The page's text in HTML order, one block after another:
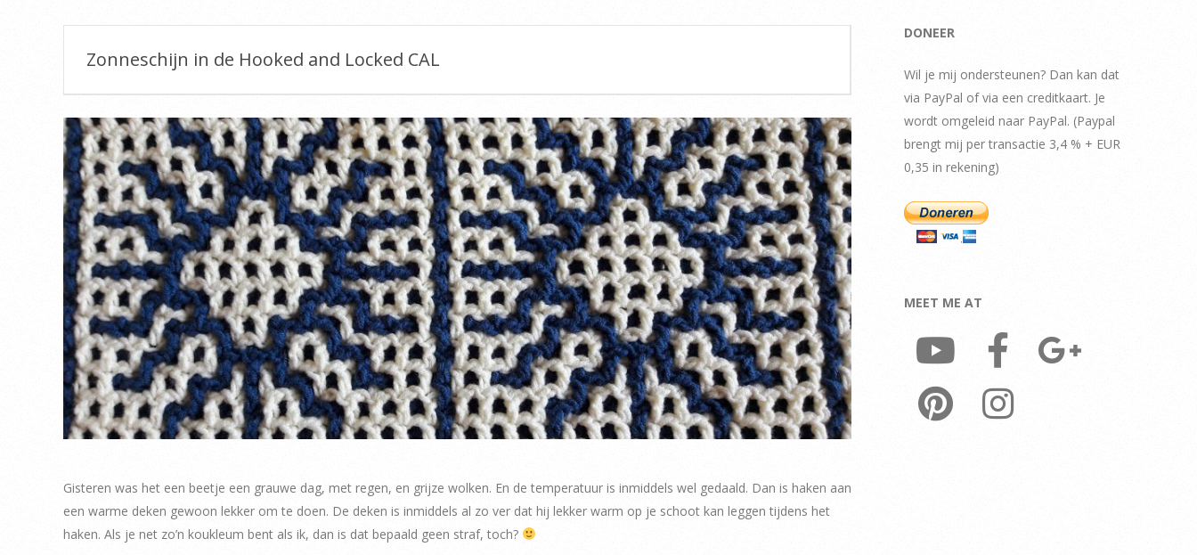
Zonneschijn in de Hooked and Locked CAL
Gisteren was het een beetje een grauwe dag, met regen, en grijze wolken. En de temperatuur is inmiddels wel gedaald. Dan is haken aan
een warme deken gewoon lekker om te doen. De deken is inmiddels al zo ver dat hij lekker warm op je schoot kan leggen tijdens het
haken. Als je net zo’n koukleum bent als ik, dan is dat bepaald geen straf, toch?
DONEER
Wil je mij ondersteunen? Dan kan dat
via PayPal of via een creditkaart. Je
wordt omgeleid naar PayPal. (Paypal
brengt mij per transactie 3,4 % + EUR
0,35 in rekening)
MEET ME AT